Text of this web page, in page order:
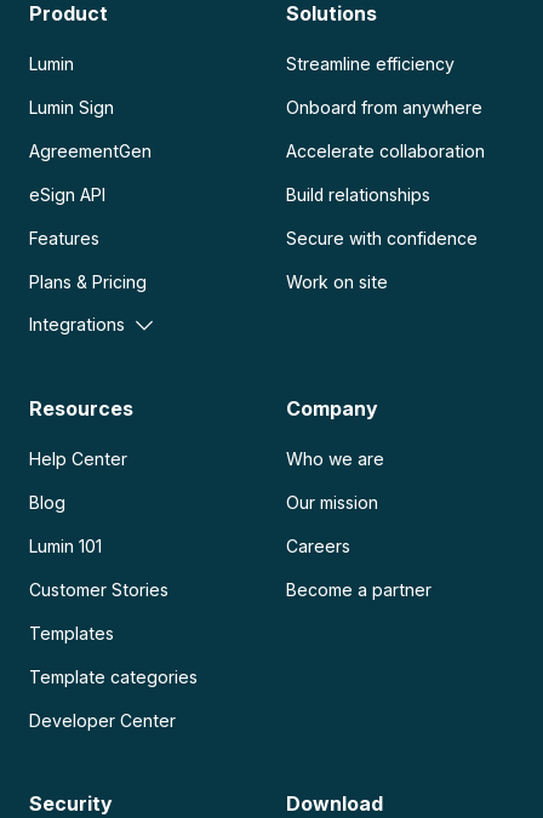
Product
Lumin
Lumin Sign
AgreementGen
eSign API
Features
Plans & Pricing
Integrations
Solutions
Streamline efficiency
Onboard from anywhere
Accelerate collaboration
Build relationships
Secure with confidence
Work on site
Resources
Help Center
Blog
Lumin 101
Customer Stories
Templates
Template categories
Developer Center
Company
Who we are
Our mission
Careers
Become a partner
Security Download